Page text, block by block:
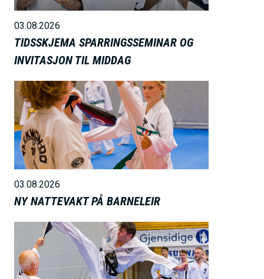
03.08.2026
TIDSSKJEMA SPARRINGSSEMINAR OG
INVITASJON TIL MIDDAG
B
l
d
e
03.08.2026
NY NATTEVAKT PÅ BARNELEIR